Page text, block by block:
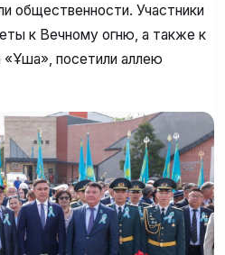
общественности. Участники
к Вечному огню, а также к
посетили аллею